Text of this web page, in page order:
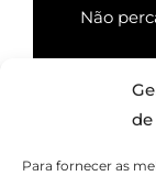
de
Para fornecer as
Não